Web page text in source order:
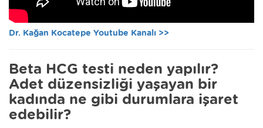
Dr. Kağan Kocatepe Youtube Kanalı >>
Beta HCG testi neden yapılır?
Adet düzensizliği yaşayan bir
kadında ne gibi durumlara işaret
edebilir?